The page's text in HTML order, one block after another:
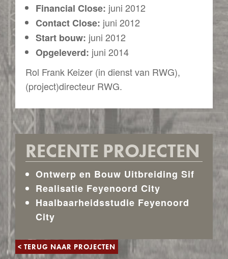
Financial Close: juni 2012
Contact Close: juni 2012
Start bouw: juni 2012
Opgeleverd: juni 2014
Rol Frank Keizer (in dienst van RWG),
(project)directeur RWG.
RECENTE PROJECTEN
Ontwerp en Bouw Uitbreiding Sif
Realisatie Feyenoord City
Haalbaarheidsstudie Feyenoord
City
< TERUG NAAR PROJECTEN